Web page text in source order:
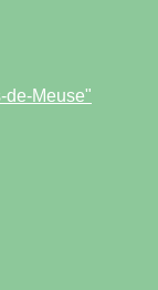
de-Meuse"